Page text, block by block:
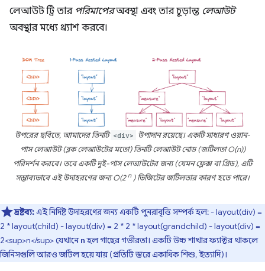
লেআউট ট্রি তার পরিমাপেরঅবস্থা এবং তার চূড়ান্ত লেআউট
অবস্থার মধ্যে থ্র্যাশ করবে।
উপরের ছবিতে, আমাদের তিনটি <div> উপাদান রয়েছে। একটি সাধারণ ওয়ান-
পাস লেআউট (ব্লক লেআউটের মতো) তিনটি লেআউট নোড (জটিলতা O(n))
পরিদর্শন করবে। তবে একটি দুই-পাস লেআউটের জন্য (যেমন ফ্লেক্স বা গ্রিড), এটি
সম্ভাব্যভাবে এই উদাহরণের জন্য O(2n) ভিজিটের জটিলতার কারণ হতে পারে।
দ্রষ্টব্য:এই নির্দিষ্ট উদাহরণের জন্য একটি পুনরাবৃত্তি সম্পর্ক হল: - layout(div) =
2 * layout(child) - layout(div) = 2 * 2 * layout(grandchild) - layout(div) =
2<sup>n</sup> যেখানেnহল গাছের গভীরতা। একটি উচ্চ শাখার ফ্যাক্টর থাকলে
জিনিসগুলি আরও জটিল হয়ে যায় (প্রতিটি স্তরে একাধিক শিশু, ইত্যাদি)।